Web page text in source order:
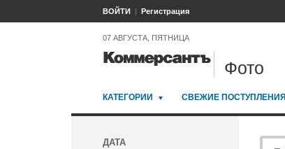
ВОЙТИ Регистрация
07 АВГУСТА, ПЯТНИЦА
Фото
КАТЕГОРИИ СВЕЖИЕ ПОСТУПЛЕНИЯ
ДАТА